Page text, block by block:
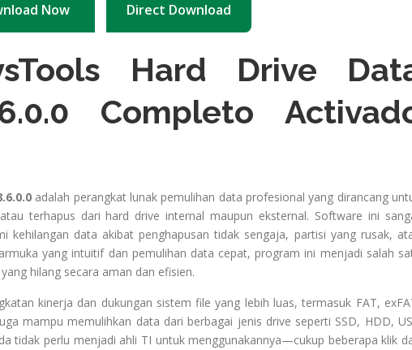
Now Direct Download
Hard Drive
Completo A
adalah perangkat lunak pemulihan data profesional yang dirancang
terhapus dari hard drive internal maupun eksternal. Software ini
kehilangan data akibat penghapusan tidak sengaja, partisi yang rusak,
yang intuitif dan pemulihan data cepat, program ini menjadi salah
hilang secara aman dan efisien.
kinerja dan dukungan sistem file yang lebih luas, termasuk FAT,
mampu memulihkan data dari berbagai jenis drive seperti SSD, HDD,
tidak perlu menjadi ahli TI untuk menggunakannya—cukup beberapa klik